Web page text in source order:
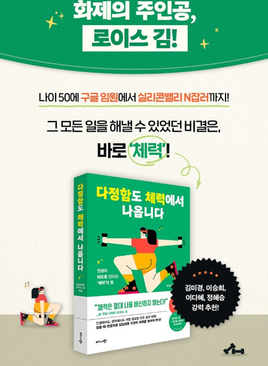
마켓 ‘트레이더 조’에 매장 직원으로 취업해 매니저로 승진하며 오프
라인 리테일의 생생한 현장을 몸소 체험했다. 그 과정에서 아마존과
정반대 전략으로 성장한 트레이더 조의 독창적 경영·마케팅 비밀을
발견했다. 온라인 중심의 시대에도 고객이 몰리는 오프라인 매장의
힘, 그리고 ‘팔지 않고 사게 만드는’ 거꾸로 마케팅의 본질을 누구보다
오가며 다양한 프로젝트와 강연 활동을 이어가고 있으며, 글로벌 실
무 경험과 현장 체험을 결합한 실전 마케팅 통찰을 전하고 있다.